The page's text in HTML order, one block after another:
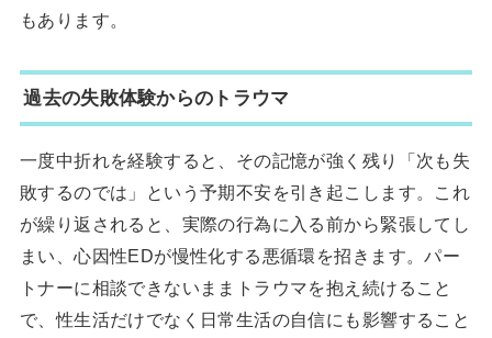
もあります。
過去の失敗体験からのトラウマ
一度中折れを経験すると、その記憶が強く残り「次も失
敗するのでは」という予期不安を引き起こします。これ
が繰り返されると、実際の行為に入る前から緊張してし
まい、心因性EDが慢性化する悪循環を招きます。パー
トナーに相談できないままトラウマを抱え続けること
で、性生活だけでなく日常生活の自信にも影響すること